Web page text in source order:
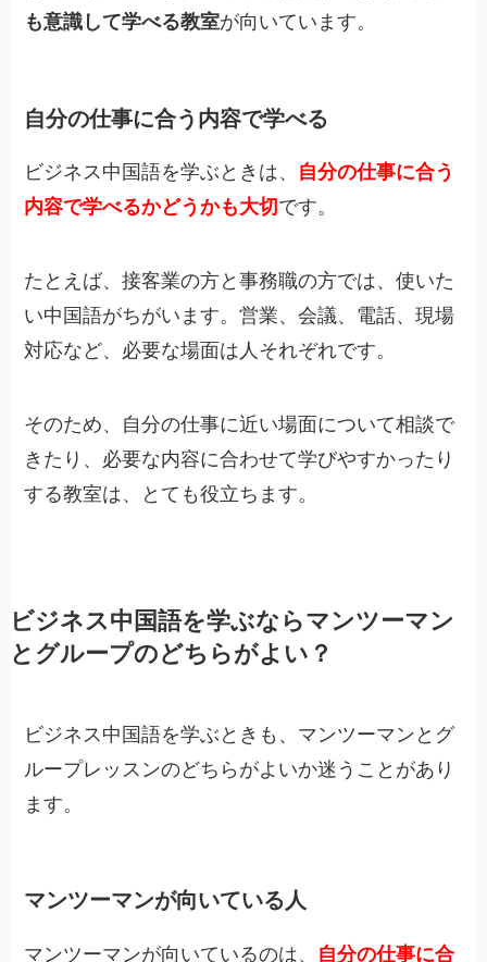
も意識して学べる教室が向いています。
自分の仕事に合う内容で学べる
ビジネス中国語を学ぶときは、 自分の仕事に合う
内容で学べるかどうかも大切 です。
たとえば、接客業の方と事務職の方では、使いた
い中国語がちがいます。営業、会議、電話、現場
対応など、必要な場面は人それぞれです。
そのため、自分の仕事に近い場面について相談で
きたり、必要な内容に合わせて学びやすかったり
する教室は、とても役立ちます。
ビジネス中国語を学ぶならマンツーマン
とグループのどちらがよい？
ビジネス中国語を学ぶときも、マンツーマンとグ
ループレッスンのどちらがよいか迷うことがあり
ます。
マンツーマンが向いている人
マンツーマンが向いているのは、 自分の仕事に合